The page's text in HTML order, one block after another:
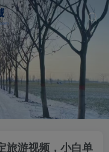
旅游视频，小白单